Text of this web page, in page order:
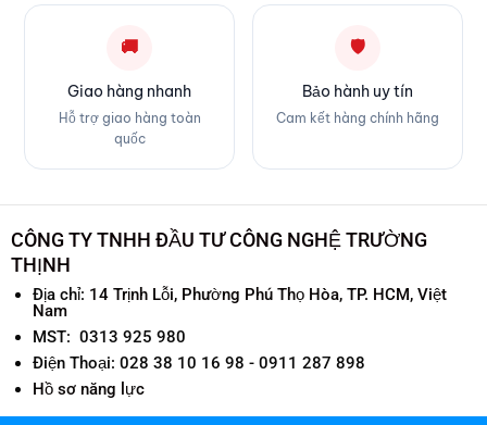
🚚
Giao hàng nhanh
Hỗ trợ giao hàng toàn
quốc
🛡
Bảo hành uy tín
Cam kết hàng chính hãng
CÔNG TY TNHH ĐẦU TƯ CÔNG NGHỆ TRƯỜNG
THỊNH
Địa chỉ: 14 Trịnh Lỗi, Phường Phú Thọ Hòa, TP. HCM, Việt
Nam
MST: 0313 925 980
Điện Thoại: 028 38 10 16 98 - 0911 287 898
Hồ sơ năng lực